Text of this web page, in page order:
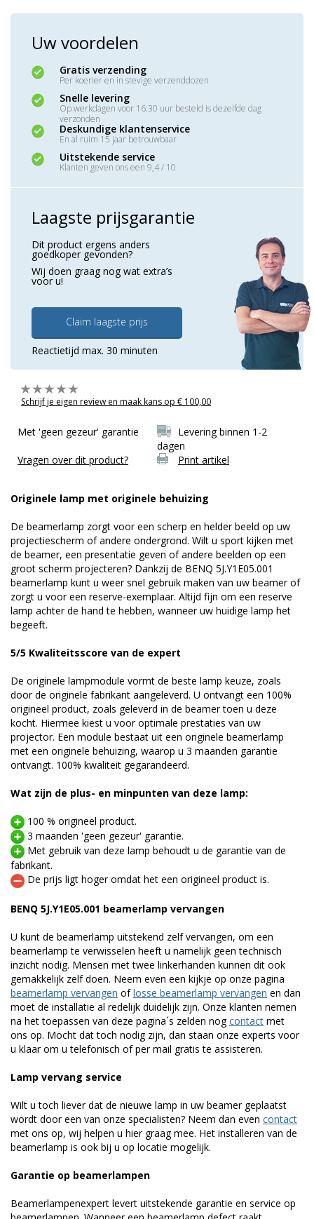
Uw voordelen
Gratis verzending
Per koerier en in stevige verzenddozen
Snelle levering
Op werkdagen voor 16:30 uur besteld is dezelfde dag
verzonden
Deskundige klantenservice
En al ruim 15 jaar betrouwbaar
Uitstekende service
Klanten geven ons een 9,4 / 10
Laagste prijsgarantie
Dit product ergens anders
goedkoper gevonden?
Wij doen graag nog wat extra’s
voor u!
Claim laagste prijs
Reactietijd max. 30 minuten
Schrijf je eigen review en maak kans op € 100,00
Met 'geen gezeur' garantie
Levering binnen 1-2
dagen
Vragen over dit product?
Print artikel
Originele lamp met originele behuizing
De beamerlamp zorgt voor een scherp en helder beeld op uw
projectiescherm of andere ondergrond. Wilt u sport kijken met
de beamer, een presentatie geven of andere beelden op een
groot scherm projecteren? Dankzij de BENQ 5J.Y1E05.001
beamerlamp kunt u weer snel gebruik maken van uw beamer of
zorgt u voor een reserve-exemplaar. Altijd fijn om een reserve
lamp achter de hand te hebben, wanneer uw huidige lamp het
begeeft.
5/5 Kwaliteitsscore van de expert
De originele lampmodule vormt de beste lamp keuze, zoals
door de originele fabrikant aangeleverd. U ontvangt een 100%
origineel product, zoals geleverd in de beamer toen u deze
kocht. Hiermee kiest u voor optimale prestaties van uw
projector. Een module bestaat uit een originele beamerlamp
met een originele behuizing, waarop u 3 maanden garantie
ontvangt. 100% kwaliteit gegarandeerd.
Wat zijn de plus- en minpunten van deze lamp:
100 % origineel product.
3 maanden 'geen gezeur' garantie.
Met gebruik van deze lamp behoudt u de garantie van de
fabrikant.
De prijs ligt hoger omdat het een origineel product is.
BENQ 5J.Y1E05.001 beamerlamp vervangen
U kunt de beamerlamp uitstekend zelf vervangen, om een
beamerlamp te verwisselen heeft u namelijk geen technisch
inzicht nodig. Mensen met twee linkerhanden kunnen dit ook
gemakkelijk zelf doen. Neem even een kijkje op onze pagina
beamerlamp vervangen oflosse beamerlamp vervangen en dan
moet de installatie al redelijk duidelijk zijn. Onze klanten nemen
na het toepassen van deze pagina´s zelden nogcontact met
ons op. Mocht dat toch nodig zijn, dan staan onze experts voor
u klaar om u telefonisch of per mail gratis te assisteren.
Lamp vervang service
Wilt u toch liever dat de nieuwe lamp in uw beamer geplaatst
wordt door een van onze specialisten? Neem dan even contact
met ons op, wij helpen u hier graag mee. Het installeren van de
beamerlamp is ook bij u op locatie mogelijk.
Garantie op beamerlampen
Beamerlampenexpert levert uitstekende garantie en service op